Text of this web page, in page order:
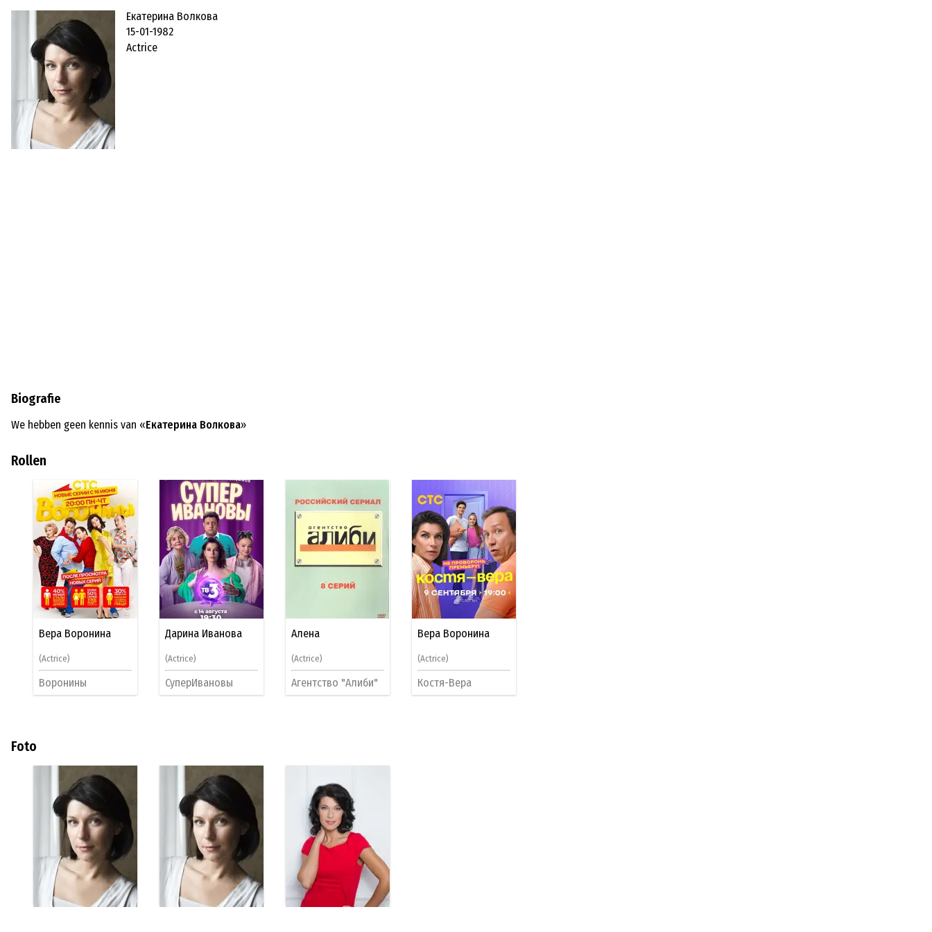
Екатерина Волкова
15-01-1982
Actrice
Biografie
We hebben geen kennis van «Екатерина Волкова»
Rollen
Вера Воронина
(Actrice)
Воронины
Дарина Иванова
(Actrice)
СуперИвановы
Алена
(Actrice)
Агентство "Алиби"
Вера Воронина
(Actrice)
Костя-Вера
Foto